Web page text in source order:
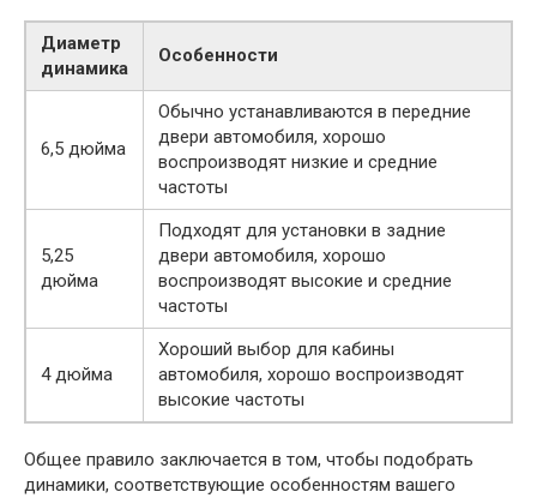
Диаметр
динамика
Особенности
6,5 дюйма
Обычно устанавливаются в передние
двери автомобиля, хорошо
воспроизводят низкие и средние
частоты
5,25
дюйма
Подходят для установки в задние
двери автомобиля, хорошо
воспроизводят высокие и средние
частоты
4 дюйма
Хороший выбор для кабины
автомобиля, хорошо воспроизводят
высокие частоты
Общее правило заключается в том, чтобы подобрать
динамики, соответствующие особенностям вашего